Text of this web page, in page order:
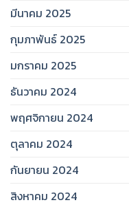
มีนาคม 2025
กุมภาพันธ์ 2025
มกราคม 2025
ธันวาคม 2024
พฤศจิกายน 2024
ตุลาคม 2024
กันยายน 2024
สิงหาคม 2024